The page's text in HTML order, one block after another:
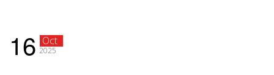
16 Oct
2025